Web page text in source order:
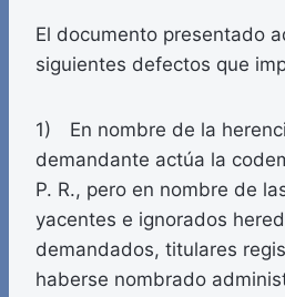
El documento presentado
siguientes defectos que
1) En nombre de la
demandante actúa la
P. R., pero en nombre de
yacentes e ignorados
demandados, titulares
haberse nombrado